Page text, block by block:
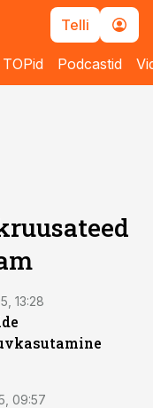
Telli
TOPid Podcastid
13:28
09:57